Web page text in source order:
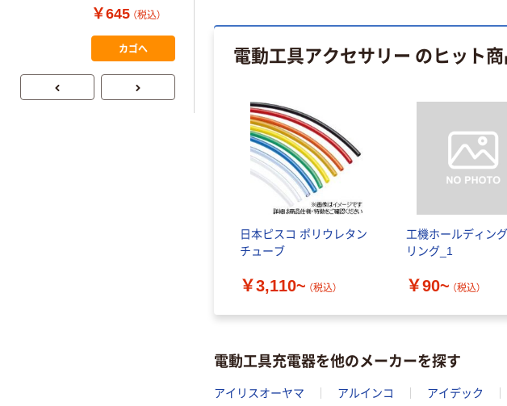
電動工具アクセサリー のヒット
日本ピスコ ポリウレタン
チューブ
￥3,110~ （税込）
工機ホールディン
リング_1
￥90~ （税込）
電動工具充電器を他のメーカーを探す
アイリスオーヤマ アルインコ アイデック
Ａ） 376635 1
￥645 （税込）
カゴへ